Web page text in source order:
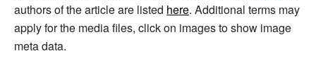
authors of the article are listed here. Additional terms may
apply for the media files, click on images to show image
meta data.